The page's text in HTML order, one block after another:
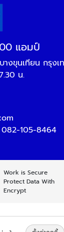
แอมป์
งขุนเทียน กรุงเ
น.
082-105-8464
Work is Secure
Protect Data With
Encrypt